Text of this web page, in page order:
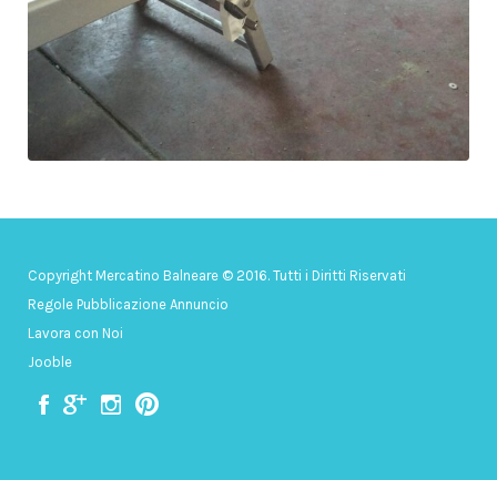
Copyright Mercatino Balneare © 2016. Tutti i Diritti Riservati
Regole Pubblicazione Annuncio
Lavora con Noi
Jooble